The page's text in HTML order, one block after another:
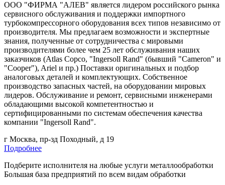
ООО "ФИРМА "АЛЕВ" является лидером российского рынка
сервисного обслуживания и поддержки импортного
турбокомпрессорного оборудования всех типов независимо от
производителя. Мы предлагаем возможности и экспертные
знания, полученные от сотрудничества с мировыми
производителями более чем 25 лет обслуживания наших
заказчиков (Atlas Copco, "Ingersoll Rand" (бывший "Cameron" и
"Cooper"), Ariel и пр.) Поставки оригинальных и подбор
аналоговых деталей и комплектующих. Собственное
производство запасных частей, на оборудовании мировых
лидеров. Обслуживание и ремонт, сервисными инженерами
обладающими высокой компетентностью и
сертифицированными по системам обеспечения качества
компании "Ingersoll Rand".
г Москва, пр-зд Походный, д 19
Подробнее
Подберите исполнителя на любые услуги металлообработки
Большая база предприятий по всем видам обработки